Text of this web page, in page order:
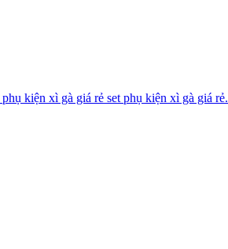
phụ kiện xì gà giá rẻ set phụ kiện xì gà giá rẻ.